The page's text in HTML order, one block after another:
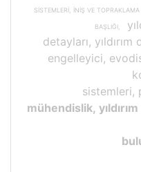
SİSTEMLERİ, İNİŞ VE
BAŞLIĞI,
detayları, yıldırım
engelleyici,
sistemleri,
mühendislik,